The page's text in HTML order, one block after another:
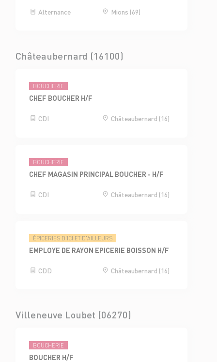
Alternance Mions (69)
Châteaubernard (16100)
BOUCHERIE
CHEF BOUCHER H/F
CDI Châteaubernard (16)
BOUCHERIE
CHEF MAGASIN PRINCIPAL BOUCHER - H/F
CDI Châteaubernard (16)
ÉPICERIES D'ICI ET D'AILLEURS
EMPLOYE DE RAYON EPICERIE BOISSON H/F
CDD Châteaubernard (16)
Villeneuve Loubet (06270)
BOUCHERIE
BOUCHER H/F